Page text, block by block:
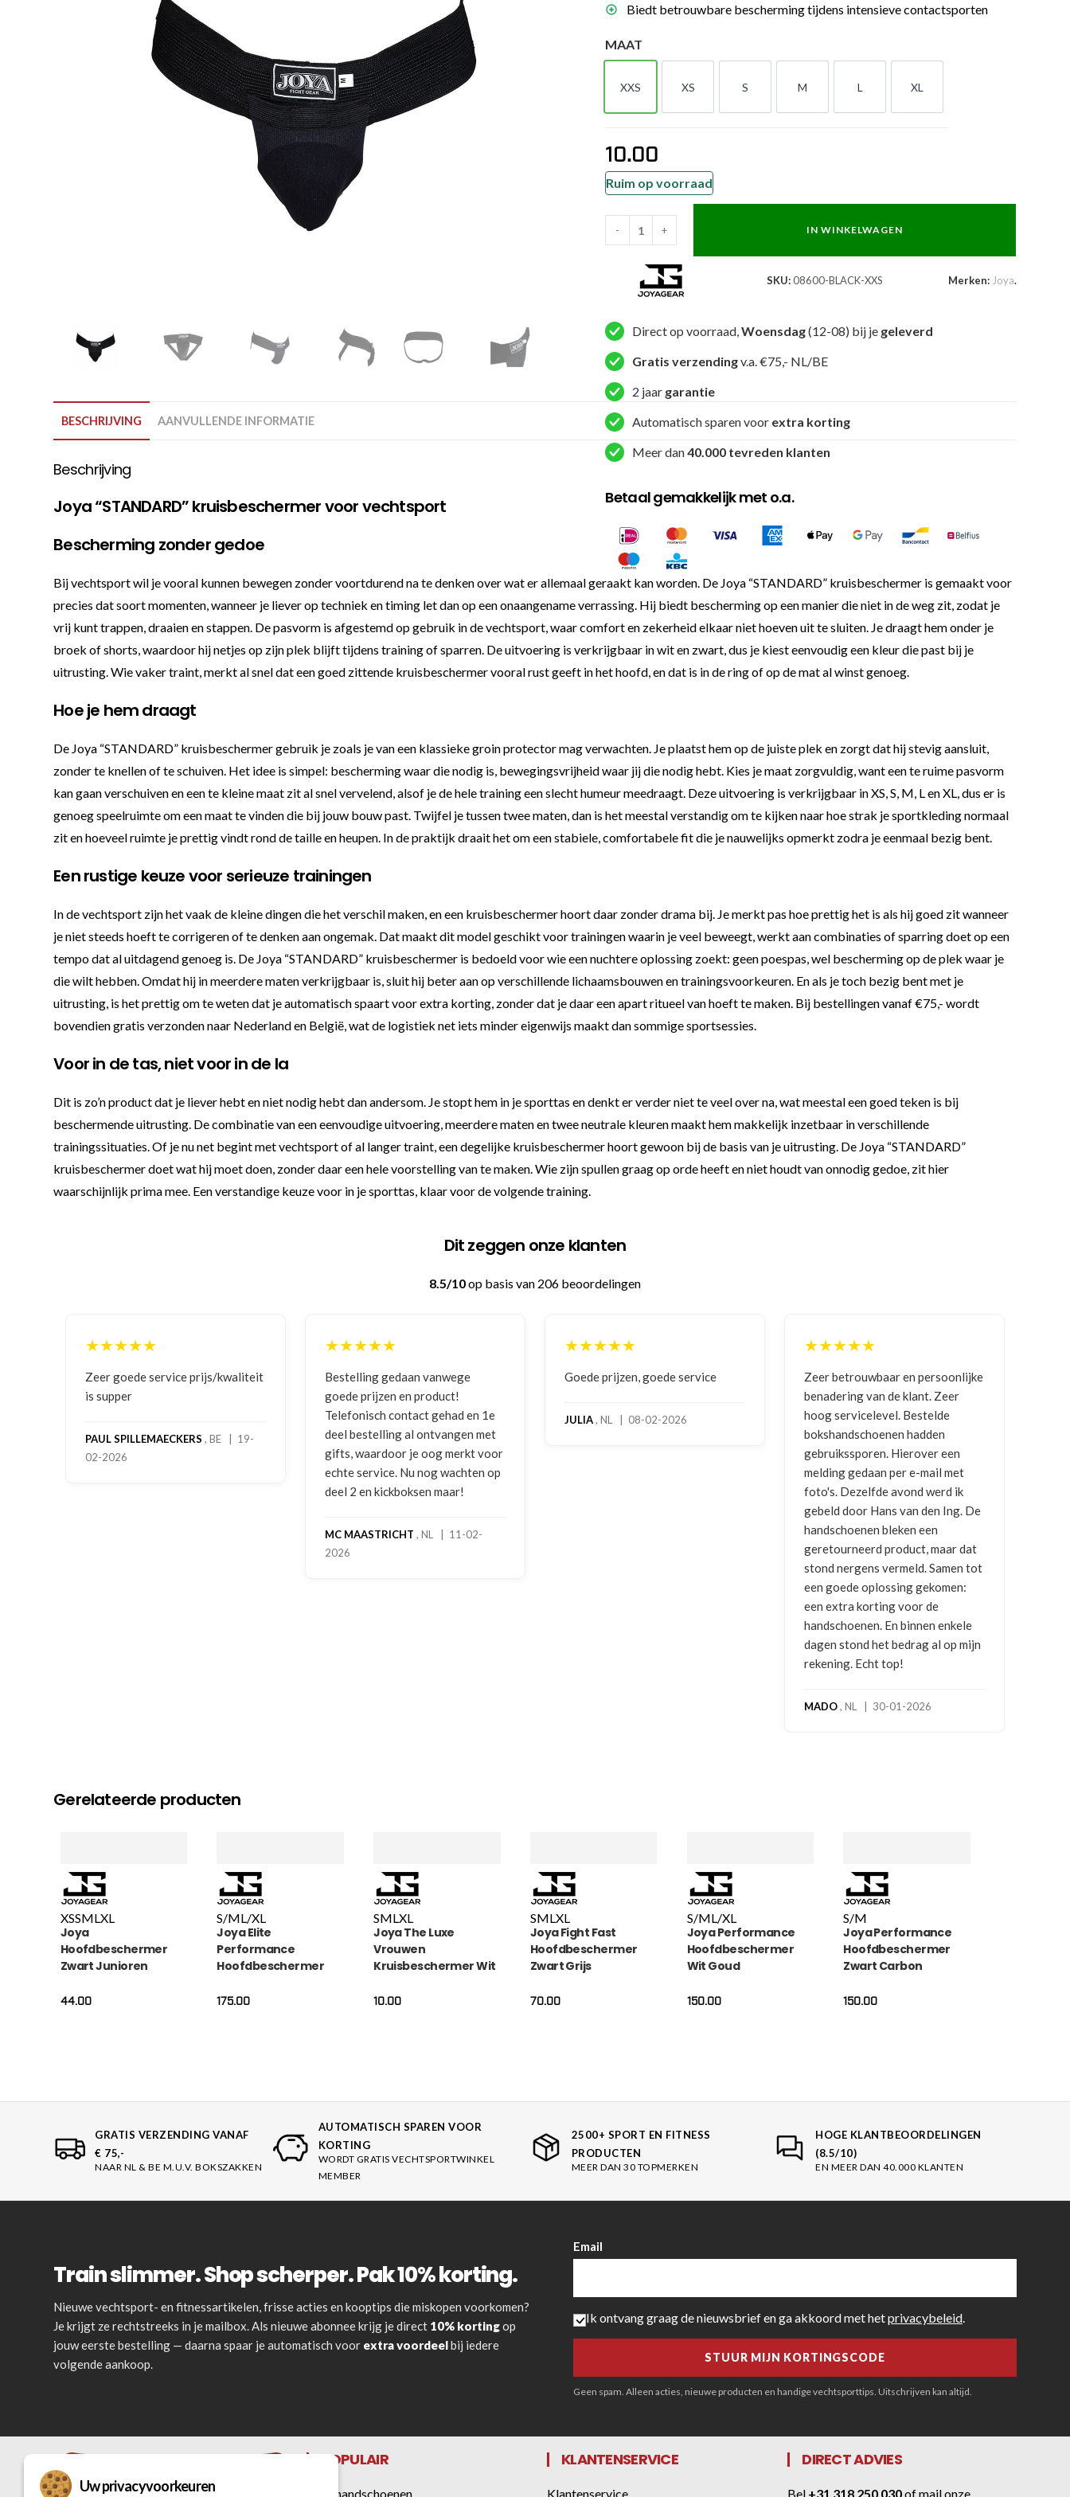
Trainingsartikelen
Bokszak
Bevestigingsmateriaal
bokszak
Bokspoppen
Stoot- en trapkussens
Stootkussens en pads
Biedt betrouwbare bescherming tijdens intensieve contactsporten
MAAT
XXS
XXS
XS
XS
S
S
M
M
L
L
XL
XL
10.00
Ruim op voorraad
Kruisbeschermer
- + IN WINKELWAGEN
SKU:08600-BLACK-XXS Merken: Joya.
Direct op voorraad,Woensdag(12-08) bij je geleverd
Gratis verzendingv.a. €75,- NL/BE
2 jaar garantie
Automatisch sparen voor extra korting
Meer dan40.000 tevreden klanten
Betaal gemakkelijk met o.a.
BESCHRIJVING AANVULLENDE INFORMATIE
Beschrijving
Joya “STANDARD” kruisbeschermer voor vechtsport
Bescherming zonder gedoe
Bij vechtsport wil je vooral kunnen bewegen zonder voortdurend na te denken over wat er allemaal geraakt kan worden. De Joya “STANDARD” kruisbeschermer is gemaakt voor
precies dat soort momenten, wanneer je liever op techniek en timing let dan op een onaangename verrassing. Hij biedt bescherming op een manier die niet in de weg zit, zodat je
vrij kunt trappen, draaien en stappen. De pasvorm is afgestemd op gebruik in de vechtsport, waar comfort en zekerheid elkaar niet hoeven uit te sluiten. Je draagt hem onder je
broek of shorts, waardoor hij netjes op zijn plek blijft tijdens training of sparren. De uitvoering is verkrijgbaar in wit en zwart, dus je kiest eenvoudig een kleur die past bij je
uitrusting. Wie vaker traint, merkt al snel dat een goed zittende kruisbeschermer vooral rust geeft in het hoofd, en dat is in de ring of op de mat al winst genoeg.
Hoe je hem draagt
De Joya “STANDARD” kruisbeschermer gebruik je zoals je van een klassieke groin protector mag verwachten. Je plaatst hem op de juiste plek en zorgt dat hij stevig aansluit,
zonder te knellen of te schuiven. Het idee is simpel: bescherming waar die nodig is, bewegingsvrijheid waar jij die nodig hebt. Kies je maat zorgvuldig, want een te ruime pasvorm
kan gaan verschuiven en een te kleine maat zit al snel vervelend, alsof je de hele training een slecht humeur meedraagt. Deze uitvoering is verkrijgbaar in XS, S, M, L en XL, dus er is
genoeg speelruimte om een maat te vinden die bij jouw bouw past. Twijfel je tussen twee maten, dan is het meestal verstandig om te kijken naar hoe strak je sportkleding normaal
zit en hoeveel ruimte je prettig vindt rond de taille en heupen. In de praktijk draait het om een stabiele, comfortabele fit die je nauwelijks opmerkt zodra je eenmaal bezig bent.
Een rustige keuze voor serieuze trainingen
In de vechtsport zijn het vaak de kleine dingen die het verschil maken, en een kruisbeschermer hoort daar zonder drama bij. Je merkt pas hoe prettig het is als hij goed zit wanneer
je niet steeds hoeft te corrigeren of te denken aan ongemak. Dat maakt dit model geschikt voor trainingen waarin je veel beweegt, werkt aan combinaties of sparring doet op een
tempo dat al uitdagend genoeg is. De Joya “STANDARD” kruisbeschermer is bedoeld voor wie een nuchtere oplossing zoekt: geen poespas, wel bescherming op de plek waar je
die wilt hebben. Omdat hij in meerdere maten verkrijgbaar is, sluit hij beter aan op verschillende lichaamsbouwen en trainingsvoorkeuren. En als je toch bezig bent met je
uitrusting, is het prettig om te weten dat je automatisch spaart voor extra korting, zonder dat je daar een apart ritueel van hoeft te maken. Bij bestellingen vanaf €75,- wordt
bovendien gratis verzonden naar Nederland en België, wat de logistiek net iets minder eigenwijs maakt dan sommige sportsessies.
Voor in de tas, niet voor in de la
Dit is zo’n product dat je liever hebt en niet nodig hebt dan andersom. Je stopt hem in je sporttas en denkt er verder niet te veel over na, wat meestal een goed teken is bij
beschermende uitrusting. De combinatie van een eenvoudige uitvoering, meerdere maten en twee neutrale kleuren maakt hem makkelijk inzetbaar in verschillende
trainingssituaties. Of je nu net begint met vechtsport of al langer traint, een degelijke kruisbeschermer hoort gewoon bij de basis van je uitrusting. De Joya “STANDARD”
kruisbeschermer doet wat hij moet doen, zonder daar een hele voorstelling van te maken. Wie zijn spullen graag op orde heeft en niet houdt van onnodig gedoe, zit hier
waarschijnlijk prima mee. Een verstandige keuze voor in je sporttas, klaar voor de volgende training.
Dit zeggen onze klanten
8.5/10op basis van 206 beoordelingen
★★★★★
Zeer goede service prijs/kwaliteit
is supper
PAUL SPILLEMAECKERS , BE | 19-
02-2026
★★★★★
Bestelling gedaan vanwege
goede prijzen en product!
Telefonisch contact gehad en 1e
deel bestelling al ontvangen met
gifts, waardoor je oog merkt voor
echte service. Nu nog wachten op
deel 2 en kickboksen maar!
MC MAASTRICHT , NL | 11-02-
2026
★★★★★
Goede prijzen, goede service
JULIA, NL | 08-02-2026
★★★★★
Zeer betrouwbaar en persoonlijke
benadering van de klant. Zeer
hoog servicelevel. Bestelde
bokshandschoenen hadden
gebruikssporen. Hierover een
melding gedaan per e-mail met
foto's. Dezelfde avond werd ik
gebeld door Hans van den Ing. De
handschoenen bleken een
geretourneerd product, maar dat
stond nergens vermeld. Samen tot
een goede oplossing gekomen:
een extra korting voor de
handschoenen. En binnen enkele
dagen stond het bedrag al op mijn
rekening. Echt top!
MADO, NL | 30-01-2026
Gerelateerde producten
XSSMLXL
Joya
Hoofdbeschermer
Zwart Junioren
44.00
S/ML/XL
Joya Elite
Performance
Hoofdbeschermer
175.00
SMLXL
Joya The Luxe
Vrouwen
Kruisbeschermer Wit
10.00
SMLXL
Joya Fight Fast
Hoofdbeschermer
Zwart Grijs
70.00
S/ML/XL
Joya Performance
Hoofdbeschermer
Wit Goud
150.00
S/M
Joya Performance
Hoofdbeschermer
Zwart Carbon
150.00
GRATIS VERZENDING VANAF
€ 75,-
NAAR NL & BE M.U.V. BOKSZAKKEN
AUTOMATISCH SPAREN VOOR
KORTING
WORDT GRATIS VECHTSPORTWINKEL
MEMBER
2500+ SPORT EN FITNESS
PRODUCTEN
MEER DAN 30 TOPMERKEN
HOGE KLANTBEOORDELINGEN
(8.5/10)
EN MEER DAN 40.000 KLANTEN
Train slimmer. Shop scherper. Pak 10% korting.
Nieuwe vechtsport- en fitnessartikelen, frisse acties en kooptips die miskopen voorkomen?
Je krijgt ze rechtstreeks in je mailbox. Als nieuwe abonnee krijg je direct 10% kortingop
jouw eerste bestelling — daarna spaar je automatisch voor extra voordeelbij iedere
volgende aankoop.
Email
Ik ontvang graag de nieuwsbrief en ga akkoord met hetprivacybeleid.
Geen spam. Alleen acties, nieuwe producten en handige vechtsporttips. Uitschrijven kan altijd.
POPULAIR
Bokshandschoenen
KLANTENSERVICE
Klantenservice
DIRECT ADVIES
Bel +31 318 250 030ofmail onze
Uw privacyvoorkeuren